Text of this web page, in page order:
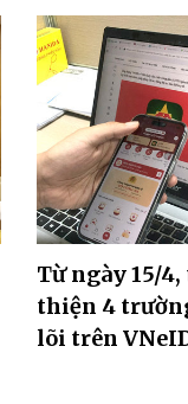
Từ ngày 15/
thiện 4
lõi trên